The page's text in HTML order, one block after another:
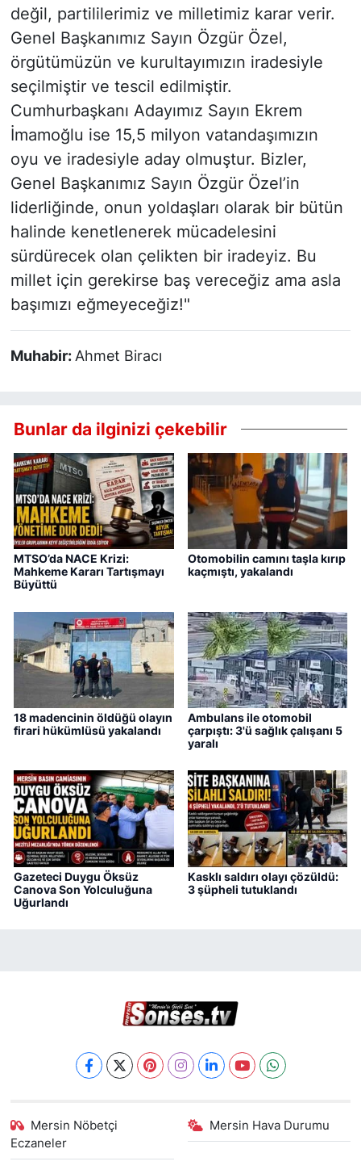
değil, partililerimiz ve milletimiz karar verir.
Genel Başkanımız Sayın Özgür Özel,
örgütümüzün ve kurultayımızın iradesiyle
seçilmiştir ve tescil edilmiştir.
Cumhurbaşkanı Adayımız Sayın Ekrem
İmamoğlu ise 15,5 milyon vatandaşımızın
oyu ve iradesiyle aday olmuştur. Bizler,
Genel Başkanımız Sayın Özgür Özel’in
liderliğinde, onun yoldaşları olarak bir bütün
halinde kenetlenerek mücadelesini
sürdürecek olan çelikten bir iradeyiz. Bu
millet için gerekirse baş vereceğiz ama asla
başımızı eğmeyeceğiz!"
Muhabir: Ahmet Biracı
Bunlar da ilginizi çekebilir
MTSO’da NACE Krizi:
Mahkeme Kararı Tartışmayı
Büyüttü
Otomobilin camını taşla kırıp
kaçmıştı, yakalandı
18 madencinin öldüğü olayın
firari hükümlüsü yakalandı
Ambulans ile otomobil
çarpıştı: 3'ü sağlık çalışanı 5
yaralı
Gazeteci Duygu Öksüz
Canova Son Yolculuğuna
Uğurlandı
Kasklı saldırı olayı çözüldü:
3 şüpheli tutuklandı
Mersin Nöbetçi
Eczaneler
Mersin Hava Durumu